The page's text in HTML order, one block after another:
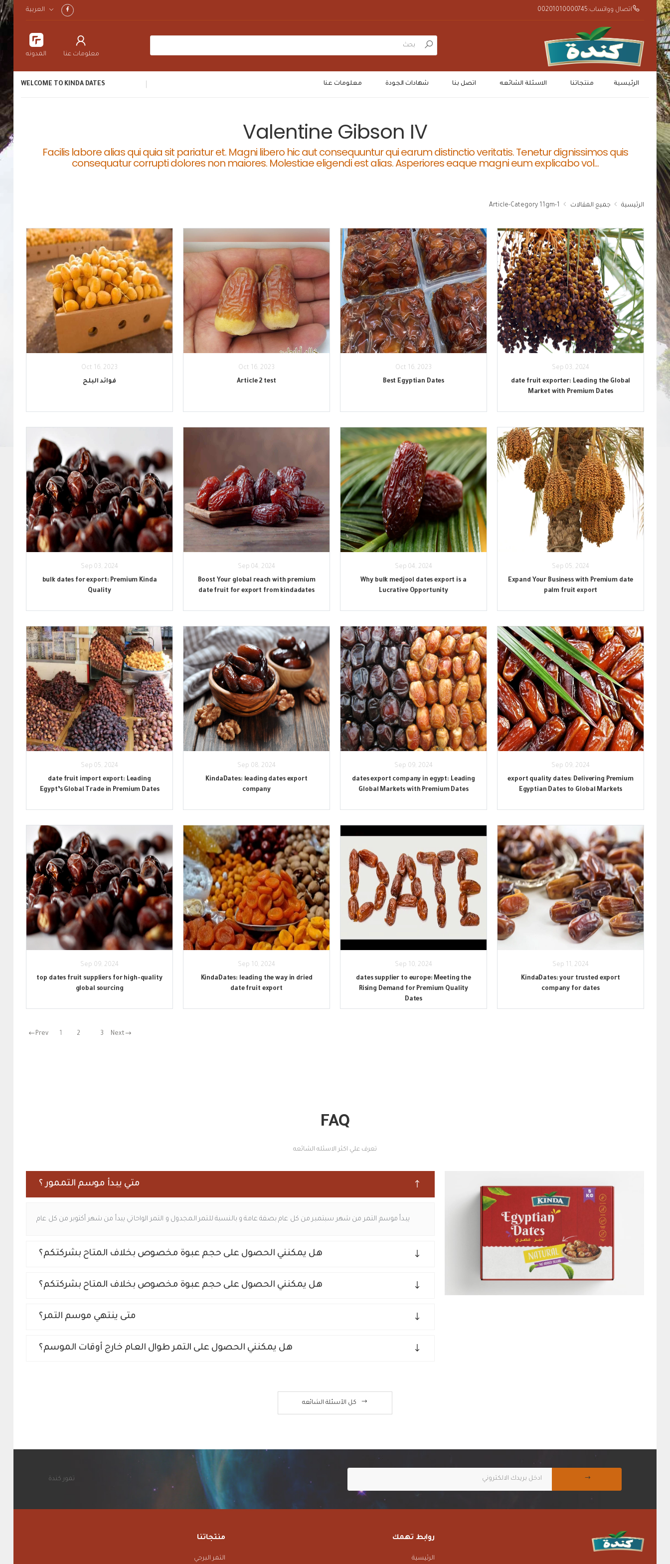
اتصال وواتساب:00201010000745 العربية
بحث
معلومات عنا المدونه
الرئيسية منتجاتنا الاسئلة الشائعه اتصل بنا شهادات الجودة معلومات عنا WELCOME TO KINDA DATES
Valentine Gibson IV
Facilis labore alias qui quia sit pariatur et. Magni libero hic aut consequuntur qui earum distinctio veritatis. Tenetur dignissimos quis
consequatur corrupti dolores non maiores. Molestiae eligendi est alias. Asperiores eaque magni eum explicabo vol...
الرئيسية جميع المقالات 1-Article-Category 11gm
Oct 16, 2023
فوائد البلح
Oct 16, 2023
Article 2 test
Oct 16, 2023
Best Egyptian Dates
Sep 03, 2024
date fruit exporter: Leading the Global
Market with Premium Dates
Sep 03, 2024
bulk dates for export: Premium Kinda
Quality
Sep 04, 2024
Boost Your global reach with premium
date fruit for export from kindadates
Sep 04, 2024
Why bulk medjool dates export is a
Lucrative Opportunity
Sep 05, 2024
Expand Your Business with Premium date
palm fruit export
Sep 05, 2024
date fruit import export: Leading
Egypt’s Global Trade in Premium Dates
Sep 08, 2024
KindaDates: leading dates export
company
Sep 09, 2024
dates export company in egypt: Leading
Global Markets with Premium Dates
Sep 09, 2024
export quality dates: Delivering Premium
Egyptian Dates to Global Markets
Sep 09, 2024
top dates fruit suppliers for high-quality
global sourcing
Sep 10, 2024
KindaDates: leading the way in dried
date fruit export
Sep 10, 2024
dates supplier to europe: Meeting the
Rising Demand for Premium Quality
Dates
Sep 11, 2024
KindaDates: your trusted export
company for dates
Prev 1 2 3 Next
FAQ
تعرف علي اكثر الاسئله الشائعه
متي يبدأ موسم التممور ؟
يبدأ موسم التمر من شهر سبتمبر من كل عام بصفة عامة و بالنسبة للتمر المجدول و التمر الواحاتي يبدأ من شهر أكتوبر من كل عام
هل يمكنني الحصول على حجم عبوة مخصوص بخلاف المتاح بشركتكم؟
هل يمكنني الحصول على حجم عبوة مخصوص بخلاف المتاح بشركتكم؟
متى ينتهي موسم التمر؟
هل يمكنني الحصول على التمر طوال العام خارج أوقات الموسم؟
كل الآسئلة الشائعه
تمور كندة
روابط تهمك
الرئيسية
منتجاتنا
التمر البرحي